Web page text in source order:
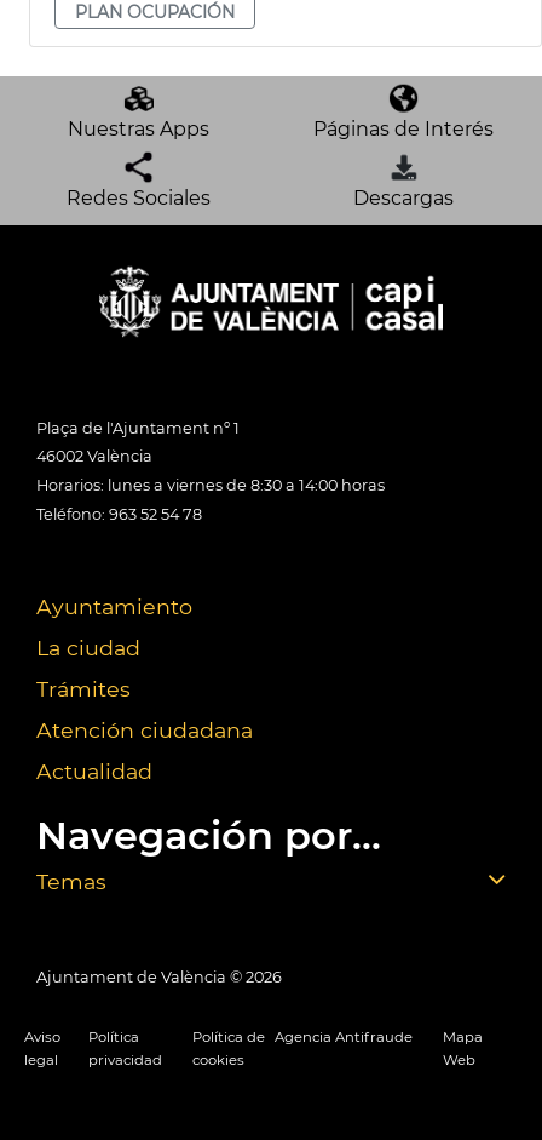
PLAN OCUPACIÓN
Nuestras Apps Páginas de Interés
Redes Sociales Descargas
Plaça de l'Ajuntament nº 1
46002 València
Horarios: lunes a viernes de 8:30 a 14:00 horas
Teléfono: 963 52 54 78
Ayuntamiento
La ciudad
Trámites
Atención ciudadana
Actualidad
Navegación por...
Temas
Ajuntament de València © 2026
Aviso
legal
Política
privacidad
Política de
cookies
Agencia Antifraude
Mapa
Web